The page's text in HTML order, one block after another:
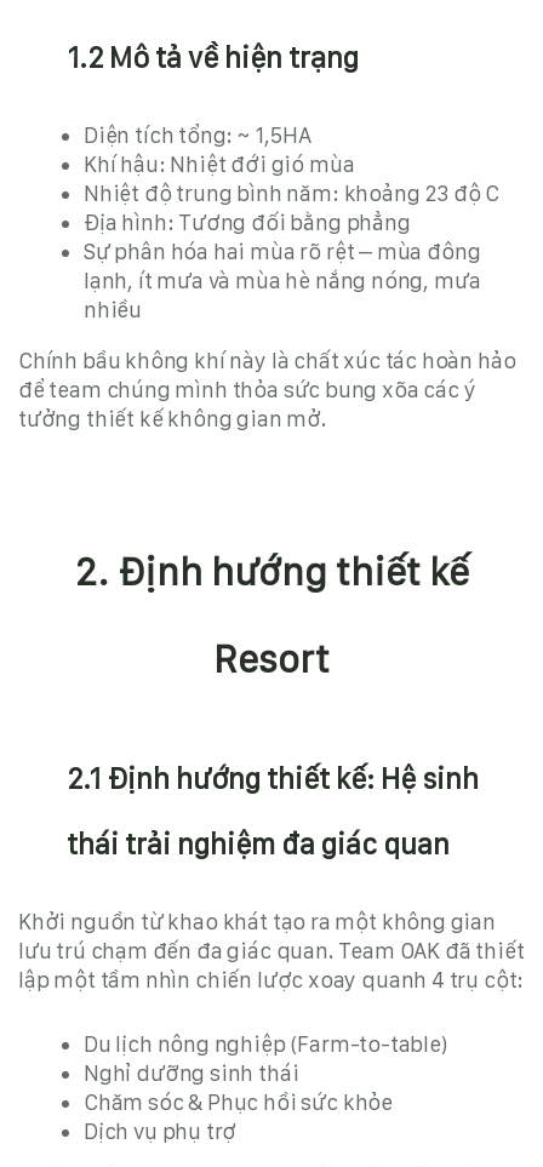
1.2 Mô tả về hiện trạng
Diện tích tổng: ~ 1,5HA
Khí hậu: Nhiệt đới gió mùa
Nhiệt độ trung bình năm: khoảng 23 độ C
Địa hình: Tương đối bằng phẳng
Sự phân hóa hai mùa rõ rệt – mùa đông
lạnh, ít mưa và mùa hè nắng nóng, mưa
nhiều
Chính bầu không khí này là chất xúc tác hoàn hảo
để team chúng mình thỏa sức bung xõa các ý
tưởng thiết kế không gian mở.
2. Định hướng thiết kế
Resort
2.1 Định hướng thiết kế: Hệ sinh
thái trải nghiệm đa giác quan
Khởi nguồn từ khao khát tạo ra một không gian
lưu trú chạm đến đa giác quan. Team OAK đã thiết
lập một tầm nhìn chiến lược xoay quanh 4 trụ cột:
Du lịch nông nghiệp (Farm-to-table)
Nghỉ dưỡng sinh thái
Chăm sóc & Phục hồi sức khỏe
Dịch vụ phụ trợ